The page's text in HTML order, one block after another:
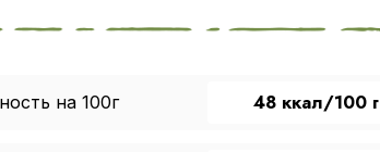
на 100г 48 ккал/100 г